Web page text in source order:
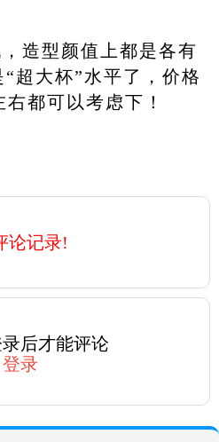
造型颜值上都是各有
超大杯”水平了，价格
都可以考虑下！
论记录!
后才能评论
登录